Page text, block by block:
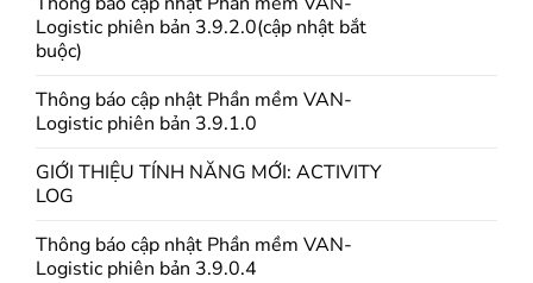
Logistic phiên bản 3.9.2.0(cập nhật bắt
buộc)
Thông báo cập nhật Phần mềm VAN-
Logistic phiên bản 3.9.1.0
GIỚI THIỆU TÍNH NĂNG MỚI: ACTIVITY
LOG
Thông báo cập nhật Phần mềm VAN-
Logistic phiên bản 3.9.0.4